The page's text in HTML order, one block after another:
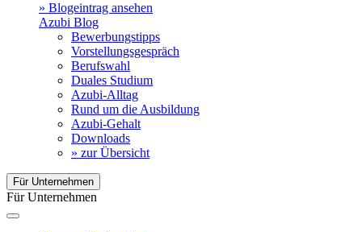
» Blogeintrag ansehen
Azubi Blog
Bewerbungstipps
Vorstellungsgespräch
Berufswahl
Duales Studium
Azubi-Alltag
Rund um die Ausbildung
Azubi-Gehalt
Downloads
» zur Übersicht
Für Unternehmen
Für Unternehmen